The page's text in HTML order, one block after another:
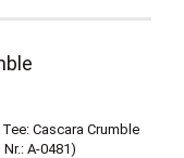
Tee: Cascara Crumble
A-0481)